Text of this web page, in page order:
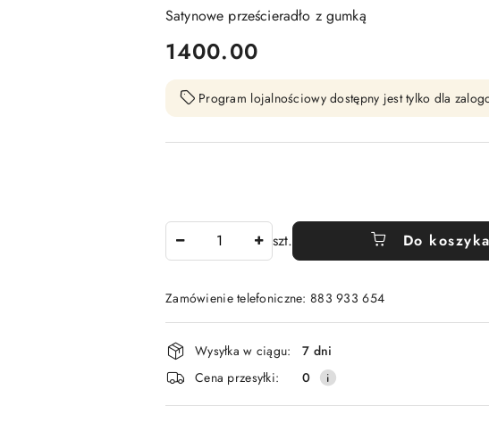
Satynowe prześcieradło z gumką
cena:
1400.00
Program lojalnościowy dostępny jest tylko dla
szt. Do koszyka
Zamówienie telefoniczne: 883 933 654
Dostępność
i
dostawa
Wysyłka w ciągu:
7 dni
Cena przesyłki:
0